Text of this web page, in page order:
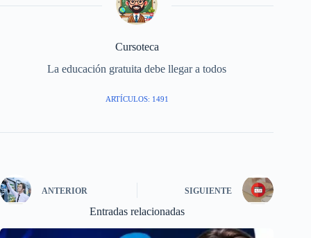
Cursoteca
La educación gratuita debe llegar a todos
ARTÍCULOS: 1491
ANTERIOR SIGUIENTE
Entradas relacionadas